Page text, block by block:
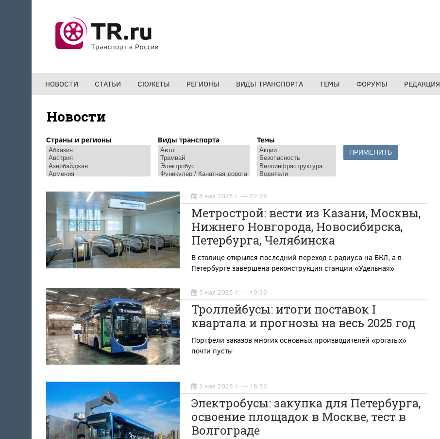
НОВОСТИ СТАТЬИ СЮЖЕТЫ РЕГИОНЫ ВИДЫ ТРАНСПОРТА ТЕМЫ ФОРУМЫ РЕДАКЦИЯ
Новости
Страны и регионы Виды транспорта Темы
6 мая 2025 г. — 22:29
Метрострой: вести из Казани, Москвы,
Нижнего Новгорода, Новосибирска,
Петербурга, Челябинска
В столице открылся последний переход с радиуса на БКЛ, а в
Петербурге завершена реконструкция станции «Удельная»
5 мая 2025 г. — 19:39
Троллейбусы: итоги поставок I
квартала и прогнозы на весь 2025 год
Портфели заказов многих основных производителей «рогатых»
почти пусты
3 мая 2025 г. — 18:53
Электробусы: закупка для Петербурга,
освоение площадок в Москве, тест в
Волгограде